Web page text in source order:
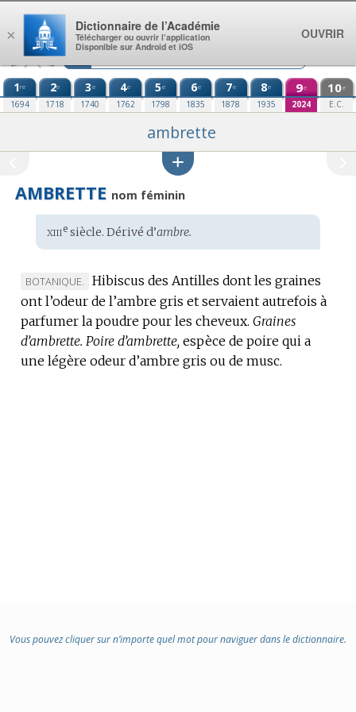
Aller au contenu
1re
1694
2e
1718
3e
1740
4e
1762
5e
1798
6e
1835
7e
1878
8e
1935
9e
2024
10e
E.C.
ambrette
AMBRETTE nom féminin
Étymologie
:
xiiiesiècle. Dérivé d’ambre.
MARQUE
DE
DOMAINE
:
BOTANIQUE.
Hibiscus des Antilles dont les graines
ont l’odeur de l’ambre gris et servaient autrefois à
parfumer la poudre pour les cheveux. Graines
d’ambrette. Poire d’ambrette, espèce de poire qui a
une légère odeur d’ambre gris ou de musc.
Vous pouvez cliquer sur n’importe quel mot pour naviguer dans le dictionnaire.
×
Dictionnaire de l’Académie
Télécharger ou ouvrir l’application
Disponible sur Android et iOS
OUVRIR